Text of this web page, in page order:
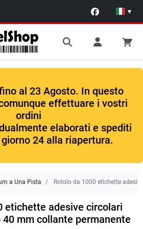
▾
al 23 Agosto. In questo
effettuare i vostri
ordini
elaborati e spediti
24 alla riapertura.
a Una Pista Rotolo da 1000 etichette
etichette adesive circolari
mm collante permanente